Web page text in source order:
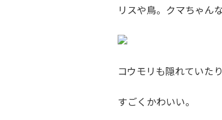
リスや鳥。クマちゃん
コウモリも隠れていたり
すごくかわいい。